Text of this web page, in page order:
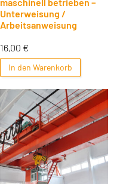
Unterweisung /
Arbeitsanweisung
16,00 €
In den Warenkorb